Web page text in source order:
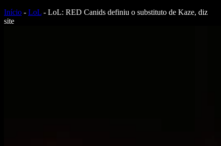
Início - LoL - LoL: RED Canids definiu o substituto de Kaze, diz
site